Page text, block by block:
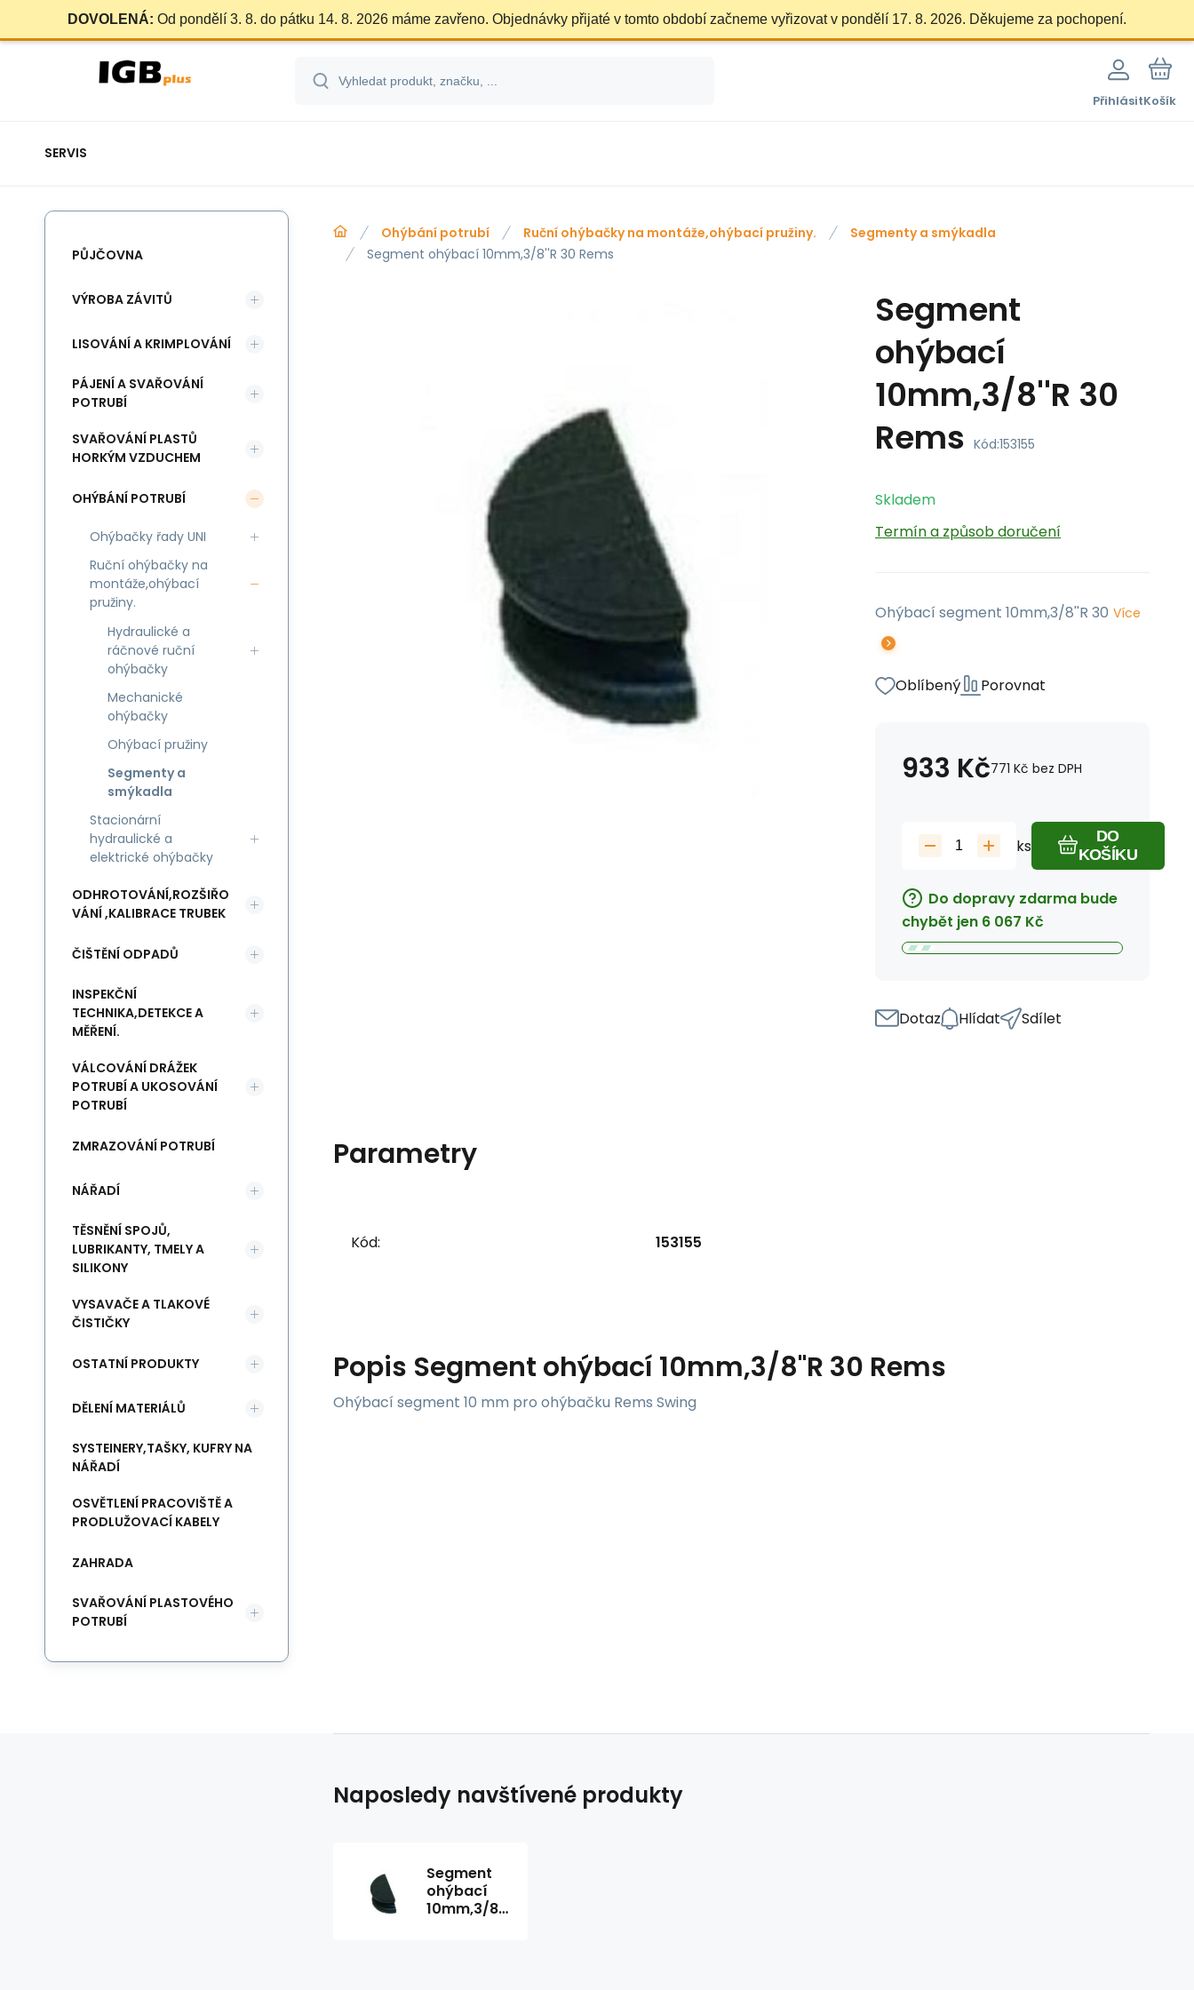
DOVOLENÁ: Od pondělí 3. 8. do pátku 14. 8. 2026 máme zavřeno. Objednávky přijaté v tomto období začneme vyřizovat v pondělí 17. 8. 2026. Děkujeme za pochopení.
PřihlásitKošík
SERVIS
Ohýbání potrubí Ruční ohýbačky na montáže,ohýbací pružiny.
Segmenty a smýkadla
Segment ohýbací 10mm,3/8''R 30 Rems
Segment
ohýbací
10mm,3/8''R 30
Rems Kód:153155
Skladem
Termín a způsob doručení
Ohýbací segment 10mm,3/8''R 30 Více
Oblíbený Porovnat
933 Kč771 Kč bez DPH
ks
DO
KOŠÍKU
Do dopravy zdarma bude
chybět jen 6 067 Kč
Dotaz Hlídat Sdílet
Parametry
Kód: 153155
Popis Segment ohýbací 10mm,3/8''R 30 Rems
Ohýbací segment 10 mm pro ohýbačku Rems Swing
PŮJČOVNA
VÝROBA ZÁVITŮ
LISOVÁNÍ A KRIMPLOVÁNÍ
PÁJENÍ A SVAŘOVÁNÍ
POTRUBÍ
SVAŘOVÁNÍ PLASTŮ
HORKÝM VZDUCHEM
OHÝBÁNÍ POTRUBÍ
Ohýbačky řady UNI
Ruční ohýbačky na
montáže,ohýbací
pružiny.
Hydraulické a
ráčnové ruční
ohýbačky
Mechanické
ohýbačky
Ohýbací pružiny
Segmenty a
smýkadla
Stacionární
hydraulické a
elektrické ohýbačky
ODHROTOVÁNÍ,ROZŠIŘO
VÁNÍ ,KALIBRACE TRUBEK
ČIŠTĚNÍ ODPADŮ
INSPEKČNÍ
TECHNIKA,DETEKCE A
MĚŘENÍ.
VÁLCOVÁNÍ DRÁŽEK
POTRUBÍ A UKOSOVÁNÍ
POTRUBÍ
ZMRAZOVÁNÍ POTRUBÍ
NÁŘADÍ
TĚSNĚNÍ SPOJŮ,
LUBRIKANTY, TMELY A
SILIKONY
VYSAVAČE A TLAKOVÉ
ČISTIČKY
OSTATNÍ PRODUKTY
DĚLENÍ MATERIÁLŮ
SYSTEINERY,TAŠKY, KUFRY NA
NÁŘADÍ
OSVĚTLENÍ PRACOVIŠTĚ A
PRODLUŽOVACÍ KABELY
ZAHRADA
SVAŘOVÁNÍ PLASTOVÉHO
POTRUBÍ
Naposledy navštívené produkty
Segment
ohýbací
10mm,3/8''R